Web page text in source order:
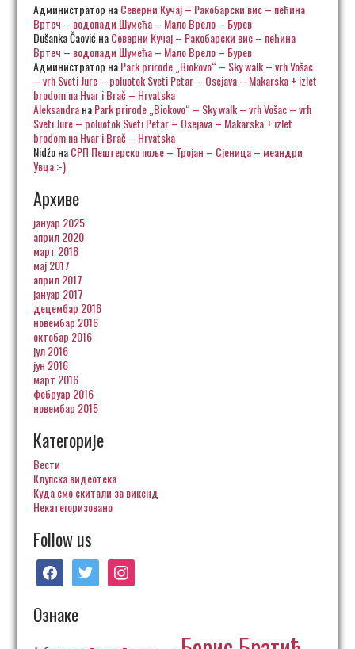
Администратор наСеверни Кучај – Ракобарски вис – пећина
Вртеч – водопади Шумећа – Мало Врело – Бурев
Dušanka ČaovićнаСеверни Кучај – Ракобарски вис – пећина
Вртеч – водопади Шумећа – Мало Врело – Бурев
Администратор наPark prirode „Biokovo“ – Sky walk – vrh Vošac
– vrh Sveti Jure – poluotok Sveti Petar – Osejava – Makarska + izlet
brodom na Hvar i Brač – Hrvatska
AleksandraнаPark prirode „Biokovo“ – Sky walk – vrh Vošac – vrh
Sveti Jure – poluotok Sveti Petar – Osejava – Makarska + izlet
brodom na Hvar i Brač – Hrvatska
NidžoнаСРП Пештерско поље – Тројан – Сјеница – меандри
Увца :-)
Архиве
јануар 2025
април 2020
март 2018
мај 2017
април 2017
јануар 2017
децембар 2016
новембар 2016
октобар 2016
јул 2016
јун 2016
март 2016
фебруар 2016
новембар 2015
Категорије
Вести
Клупска видеотека
Куда смо скитали за викенд
Некатегоризовано
Follow us
facebooktwitter instagram
Ознаке